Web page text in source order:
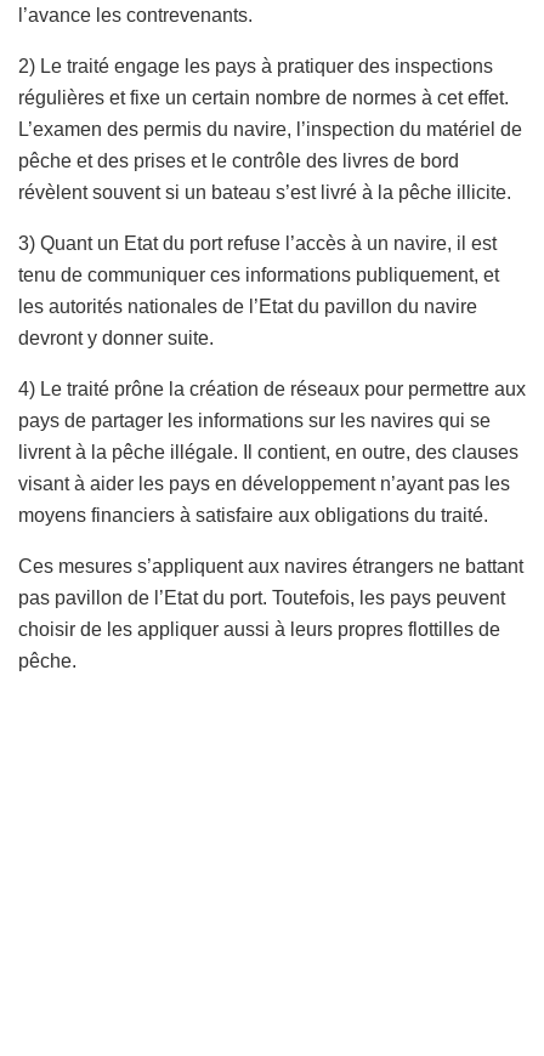
l’avance les contrevenants.
2) Le traité engage les pays à pratiquer des inspections
régulières et fixe un certain nombre de normes à cet effet.
L’examen des permis du navire, l’inspection du matériel de
pêche et des prises et le contrôle des livres de bord
révèlent souvent si un bateau s’est livré à la pêche illicite.
3) Quant un Etat du port refuse l’accès à un navire, il est
tenu de communiquer ces informations publiquement, et
les autorités nationales de l’Etat du pavillon du navire
devront y donner suite.
4) Le traité prône la création de réseaux pour permettre aux
pays de partager les informations sur les navires qui se
livrent à la pêche illégale. Il contient, en outre, des clauses
visant à aider les pays en développement n’ayant pas les
moyens financiers à satisfaire aux obligations du traité.
Ces mesures s’appliquent aux navires étrangers ne battant
pas pavillon de l’Etat du port. Toutefois, les pays peuvent
choisir de les appliquer aussi à leurs propres flottilles de
pêche.